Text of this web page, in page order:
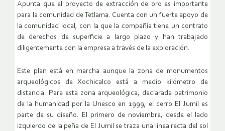
Apunta que el proyecto de extracción de oro es importante
para la comunidad de Tetlama. Cuenta con un fuerte apoyo de
la comunidad local, con la que la compañía tiene un contrato
de derechos de superficie a largo plazo y han trabajado
diligentemente con la empresa a través de la exploración.
Este plan está en marcha aunque la zona de monumentos
arqueológicos de Xochicalco está a medio kilómetro de
distancia. Para esta zona arqueológica, declarada patrimonio
de la humanidad por la Unesco en 1999, el cerro El Jumil es
parte de su diseño. El primero de noviembre, desde el lado
izquierdo de la peña de El Jumil se traza una línea recta del sol